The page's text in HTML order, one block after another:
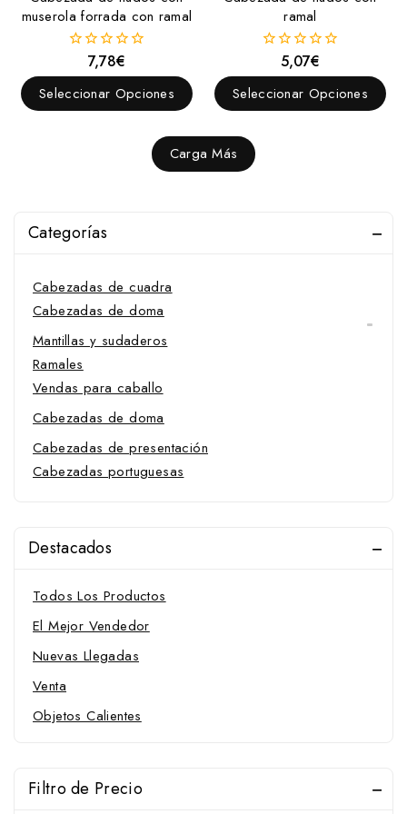
muserola forrada con ramal
fuera
de
7,78€
Seleccionar Opciones
ramal
fuera
de
5,07€
Seleccionar Opciones
Carga Más
Categorías
Ramales y Accesorios
Ramales
Salvacruces
Cabezadas
Cabezadas de cuadra
Cabezadas de doma
Mantillas y sudaderos
Ramales
Vendas para caballo
Cabezadas de doma
Cabezadas de presentación
Cabezadas portuguesas
Pechopetrales
Cabezadas portuguesas
Cabezadas western
Cadenillas
Camisas y polos
Cavalliera-Clásicos
Campanas protectoras
Destacados
Todos Los Productos
El Mejor Vendedor
Nuevas Llegadas
Venta
Objetos Calientes
Filtro de Precio